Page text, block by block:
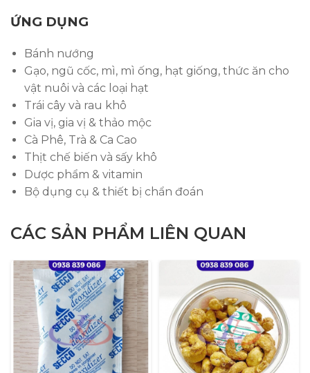
ỨNG DỤNG
Bánh nướng
Gạo, ngũ cốc, mì, mì ống, hạt giống, thức ăn cho
vật nuôi và các loại hạt
Trái cây và rau khô
Gia vị, gia vị & thảo mộc
Cà Phê, Trà & Ca Cao
Thịt chế biến và sấy khô
Dược phẩm & vitamin
Bộ dụng cụ & thiết bị chẩn đoán
CÁC SẢN PHẨM LIÊN QUAN